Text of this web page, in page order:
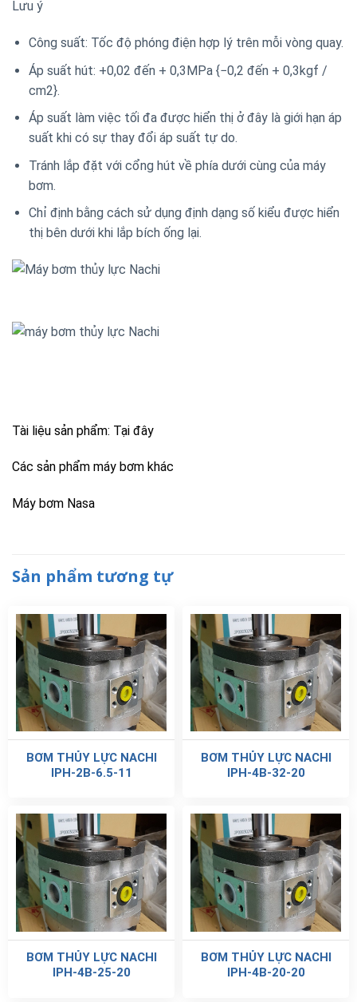
Lưu ý
Công suất: Tốc độ phóng điện hợp lý trên mỗi vòng quay.
Áp suất hút: +0,02 đến + 0,3MPa {−0,2 đến + 0,3kgf /
cm2}.
Áp suất làm việc tối đa được hiển thị ở đây là giới hạn áp
suất khi có sự thay đổi áp suất tự do.
Tránh lắp đặt với cổng hút về phía dưới cùng của máy
bơm.
Chỉ định bằng cách sử dụng định dạng số kiểu được hiển
thị bên dưới khi lắp bích ống lại.
Tài liệu sản phẩm: Tại đây
Các sản phẩm máy bơm khác
Máy bơm Nasa
Sản phẩm tương tự
BƠM THỦY LỰC NACHI
IPH-2B-6.5-11
BƠM THỦY LỰC NACHI
IPH-4B-32-20
BƠM THỦY LỰC NACHI
IPH-4B-25-20
BƠM THỦY LỰC NACHI
IPH-4B-20-20